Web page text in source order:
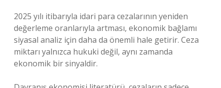
2025 yılı itibarıyla idari para cezalarının yeniden
değerleme oranlarıyla artması, ekonomik bağlamı
siyasal analiz için daha da önemli hale getirir. Ceza
miktarı yalnızca hukuki değil, aynı zamanda
ekonomik bir sinyaldir.